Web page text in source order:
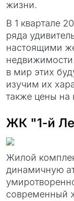
жизни.
В 1 квартале
ряда
настоящими
в мир этих
изучим их
также цены на
ЖК "1-й
Жилой
динамичную
современный